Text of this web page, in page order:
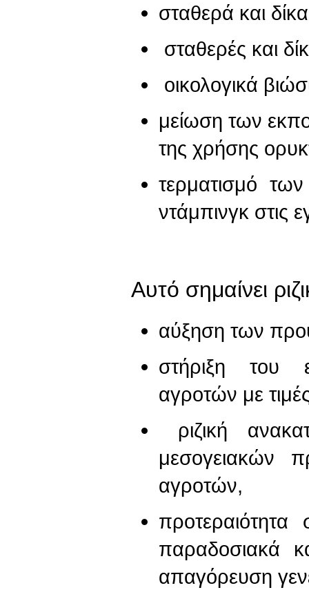
σταθερά και
σταθερές και
οικολογικά
μείωση των
της χρήσης
τερματισμό
ντάμπινγκ στις
Αυτό σημαίνει
αύξηση των
στήριξη του
αγροτών με
ριζική
μεσογειακών
αγροτών,
προτεραιότητα
παραδοσιακά
απαγόρευση